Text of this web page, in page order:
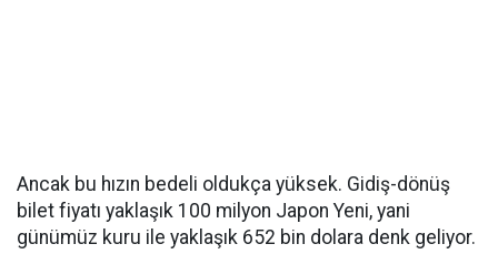
Ancak bu hızın bedeli oldukça yüksek. Gidiş-dönüş
bilet fiyatı yaklaşık 100 milyon Japon Yeni, yani
günümüz kuru ile yaklaşık 652 bin dolara denk geliyor.